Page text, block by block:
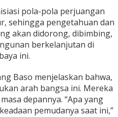
pola-pola perjuangan
sehingga pengetahuan dan
akan didorong, dibimbing,
berkelanjutan di
ini.
Baso menjelaskan bahwa,
arah bangsa ini. Mereka
depannya. “Apa yang
pemudanya saat ini,”